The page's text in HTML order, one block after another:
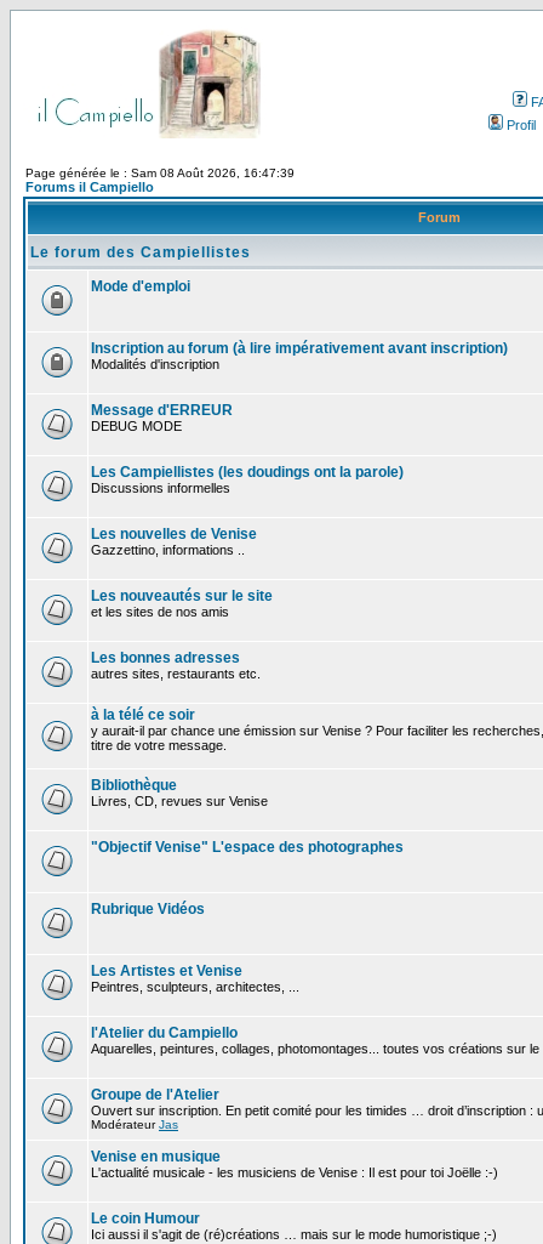
Profil
Page générée le : Sam 08 Août 2026, 16:47:39
Forums il Campiello
Forum
Le forum des Campiellistes
Mode d'emploi
Inscription au forum (à lire impérativement avant inscription)
Modalités d'inscription
Message d'ERREUR
DEBUG MODE
Les Campiellistes (les doudings ont la parole)
Discussions informelles
Les nouvelles de Venise
Gazzettino, informations ..
Les nouveautés sur le site
et les sites de nos amis
Les bonnes adresses
autres sites, restaurants etc.
à la télé ce soir
y aurait-il par chance une émission sur Venise ? Pour faciliter les
titre de votre message.
Bibliothèque
Livres, CD, revues sur Venise
"Objectif Venise" L'espace des photographes
Rubrique Vidéos
Les Artistes et Venise
Peintres, sculpteurs, architectes, ...
l'Atelier du Campiello
Aquarelles, peintures, collages, photomontages... toutes vos créations sur le
Groupe de l'Atelier
Ouvert sur inscription. En petit comité pour les timides … droit d’inscription :
ModérateurJas
Venise en musique
L'actualité musicale - les musiciens de Venise : Il est pour toi Joëlle :-)
Le coin Humour
Ici aussi il s'agit de (ré)créations … mais sur le mode humoristique ;-)